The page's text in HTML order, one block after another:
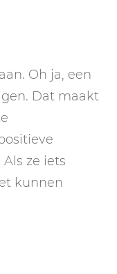
Oh ja, een
Dat maakt
ze iets
kunnen